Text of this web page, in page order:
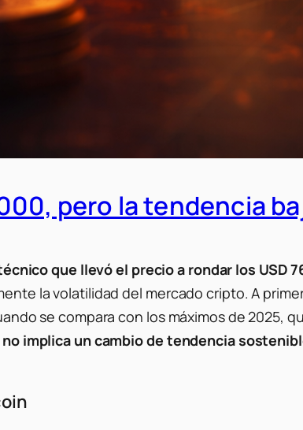
pero la tendencia
que llevó el precio a rondar los USD
la volatilidad del mercado cripto. A
se compara con los máximos de 2025,
implica un cambio de tendencia